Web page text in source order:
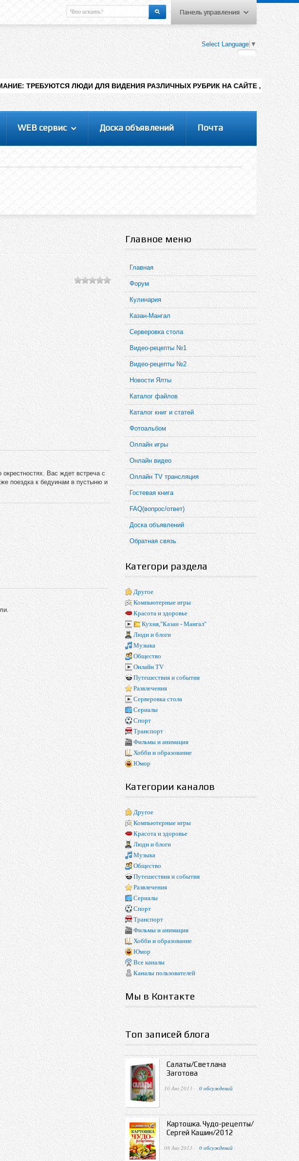
Гость. Чтобы
панелью
сайте под своим
регистрацию.
Меню пользователя
Вход на сайт
Регистрация
Панель управления
Select Language ▼
ЛЮДИ ДЛЯ ВИДЕНИЯ РАЗЛИЧНЫХ РУБРИК НА САЙТЕ , ДОБАВЛЕНИЯ
WEB сервис Доска объявлений Почта
Вас ждет встреча с
поездка к бедуинам в пустыню и
Главное меню
Главная
Форум
Кулинария
Казан-Мангал
Серверовка стола
Видео-рецепты №1
Видео-рецепты №2
Новости Ялты
Каталог файлов
Каталог книг и статей
Фотоальбом
Оллайн игры
Онлайн видео
Оллайн TV трансляция
Гостевая книга
FAQ(вопрос/ответ)
Доска объявлений
Обратная связь
Категори раздела
Другое
Компьютерные игры
Красота и здоровье
Кухня,"Казан - Мангал"
Люди и блоги
Музыка
Общество
Онлайн TV
Путешествия и события
Развлечения
Серверовка стола
Сериалы
Спорт
Транспорт
Фильмы и анимация
Хобби и образование
Юмор
Категории каналов
Другое
Компьютерные игры
Красота и здоровье
Люди и блоги
Музыка
Общество
Путешествия и события
Развлечения
Сериалы
Спорт
Транспорт
Фильмы и анимация
Хобби и образование
Юмор
Все каналы
Каналы пользователей
Мы в Контакте
Топ записей блога
Салаты/Светлана
Заготова
10 Авг 2013 · 0 обсуждений
Картошка. Чудо-рецепты/
Сергей Кашин/2012
08 Авг 2013 · 0 обсуждений